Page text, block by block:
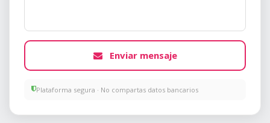
Enviar mensaje
Plataforma segura · No compartas datos bancarios